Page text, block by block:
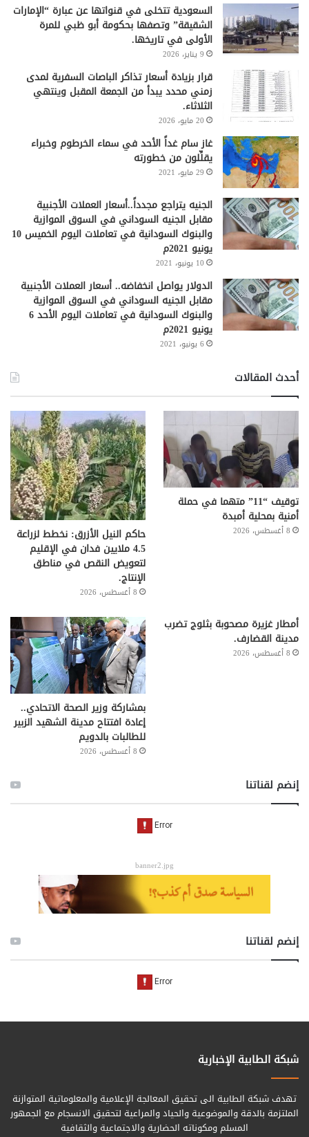
السعودية تتخلى في قنواتها عن عبارة “الإمارات
الشقيقة” وتصفها بحكومة أبو ظبي للمرة
الأولى في تاريخها.
9 يناير، 2026
قرار بزيادة أسعار تذاكر الباصات السفرية لمدى
زمني محدد يبدأ من الجمعة المقبل وينتهي
الثلاثاء.
20 مايو، 2026
غاز سام غداً الأحد في سماء الخرطوم وخبراء
يقلِّلون من خطورته
29 مايو، 2021
الجنيه يتراجع مجدداً..أسعار العملات الأجنبية
مقابل الجنيه السوداني في السوق الموازية
والبنوك السودانية في تعاملات اليوم الخميس 10
يونيو 2021م
10 يونيو، 2021
الدولار يواصل انخفاضه.. أسعار العملات الأجنبية
مقابل الجنيه السوداني في السوق الموازية
والبنوك السودانية في تعاملات اليوم الأحد 6
يونيو 2021م
6 يونيو، 2021
أحدث المقالات
توقيف “11” متهما في حملة
أمنية بمحلية أمبدة
8 أغسطس، 2026 حاكم النيل الأزرق: نخطط لزراعة
4.5 ملايين فدان في الإقليم
لتعويض النقص في مناطق
الإنتاج.
8 أغسطس، 2026
أمطار غزيرة مصحوبة بثلوج تضرب
مدينة القضارف.
8 أغسطس، 2026
بمشاركة وزير الصحة الاتحادي..
إعادة افتتاح مدينة الشهيد الزبير
للطالبات بالدويم
8 أغسطس، 2026
إنضم لقناتنا
banner2.jpg
إنضم لقناتنا
شبكة الطابية الإخبارية
تهدف شبكة الطابية الى تحقيق المعالجة الإعلامية والمعلوماتية المتوازنة
الملتزمة بالدقة والموضوعية والحياد والمراعية لتحقيق الانسجام مع الجمهور
المسلم ومكوناته الحضارية والاجتماعية والثقافية